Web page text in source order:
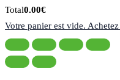
de
la
taxe:
Total
du
panier:
Total0.00€
Votre panier est vide.